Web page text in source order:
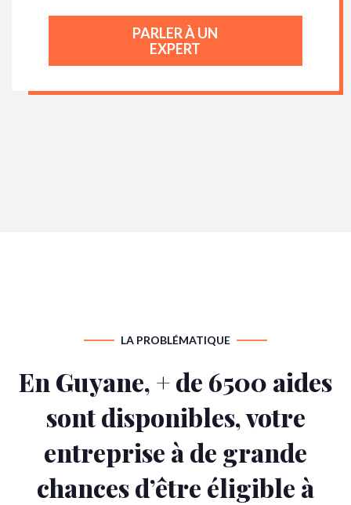
PARLER À UN
EXPERT
LA PROBLÉMATIQUE
En Guyane, + de 6500 aides
sont disponibles, votre
entreprise à de grande
chances d’être éligible à